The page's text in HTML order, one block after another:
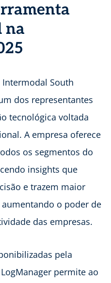
na
South
dos representantes
tecnológica voltada
A empresa oferece
os segmentos do
insights que
e trazem maior
o poder de
das empresas.
pela
permite ao